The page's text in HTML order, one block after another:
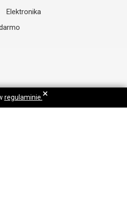
Elektronika
regulaminie. ×